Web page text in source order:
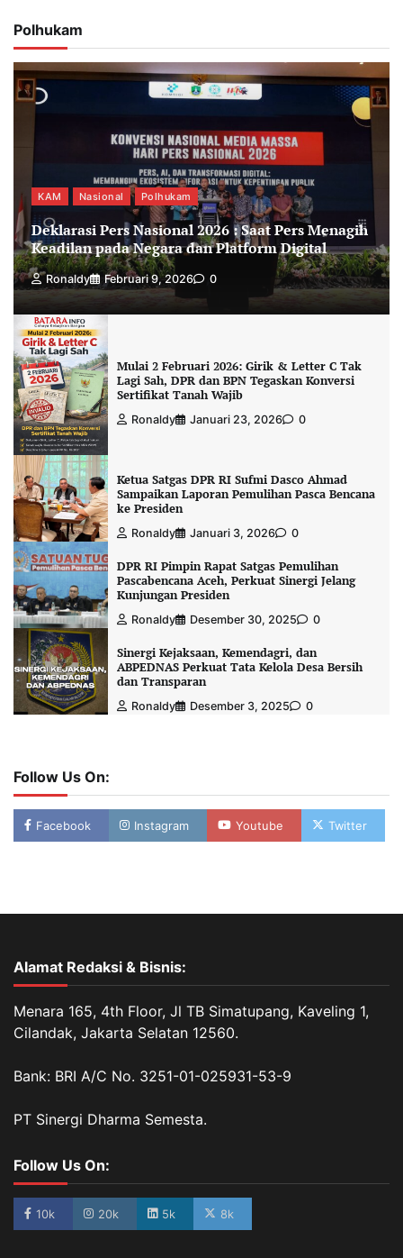
Polhukam
KAM Nasional Polhukam
Deklarasi Pers Nasional 2026 : Saat Pers Menagih
Keadilan pada Negara dan Platform Digital
Ronaldy Februari 9, 2026 0
Mulai 2 Februari 2026: Girik & Letter C Tak
Lagi Sah, DPR dan BPN Tegaskan Konversi
Sertifikat Tanah Wajib
Ronaldy Januari 23, 2026 0
Ketua Satgas DPR RI Sufmi Dasco Ahmad
Sampaikan Laporan Pemulihan Pasca Bencana
ke Presiden
Ronaldy Januari 3, 2026 0
DPR RI Pimpin Rapat Satgas Pemulihan
Pascabencana Aceh, Perkuat Sinergi Jelang
Kunjungan Presiden
Ronaldy Desember 30, 2025 0
Sinergi Kejaksaan, Kemendagri, dan
ABPEDNAS Perkuat Tata Kelola Desa Bersih
dan Transparan
Ronaldy Desember 3, 2025 0
Follow Us On:
Facebook Instagram Youtube Twitter
Alamat Redaksi & Bisnis:
Menara 165, 4th Floor, Jl TB Simatupang, Kaveling 1,
Cilandak, Jakarta Selatan 12560.
Bank: BRI A/C No. 3251-01-025931-53-9
PT Sinergi Dharma Semesta.
Follow Us On:
10k 20k 5k 8k